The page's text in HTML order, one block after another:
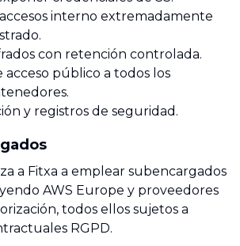
interno extremadamente
con retención controlada.
acceso público a todos los
y registros de seguridad.
a Fitxa a emplear subencargados
AWS Europe y proveedores
todos ellos sujetos a
RGPD.